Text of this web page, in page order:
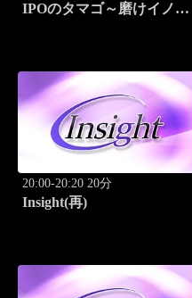
IPOのタマゴ～磨けイノベ
20:00-20:20 20分
Insight(再)